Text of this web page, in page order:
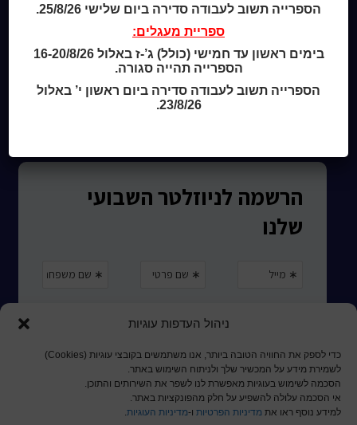
ניהול העדפות עוגיות
כדי לספק את החוויה הטובה ביותר, אנו משתמשים בקובצי עוגיות (Cookies)
לשמירת מידע על המכשיר שלך ולניתוח השימוש באתר.
הסכמה לשימוש בעוגיות מאפשרת לנו לשפר את השירותים והתוכן.
אי הסכמה עלולה להשפיע על חלק מהפונקציות באתר.
למידע נוסף ראו את מדיניות הפרטיות ו-מדיניות העוגיות.
כותר טף
קטלוג כותר ראשון
המומחה לשירותך
הספרייה תשוב לעבודה סדירה ביום שלישי 25/8/26.
ספריית מעגלים:
בימים ראשון עד חמישי (כולל) ג’-ז באלול 16-20/8/26
הספרייה תהייה סגורה.
הספרייה תשוב לעבודה סדירה ביום ראשון י’ באלול
23/8/26.